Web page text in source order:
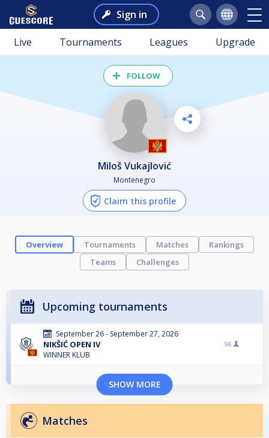
Sign in
Live Tournaments Leagues Upgrade
FOLLOW
Miloš Vukajlović
Montenegro
Claim this profile
Overview Tournaments Matches
Rankings
Teams
Challenges
Upcoming tournaments
September 26 - September 27, 2026
NIKŠIĆ OPEN IV
WINNER KLUB
96
SHOW MORE
Matches